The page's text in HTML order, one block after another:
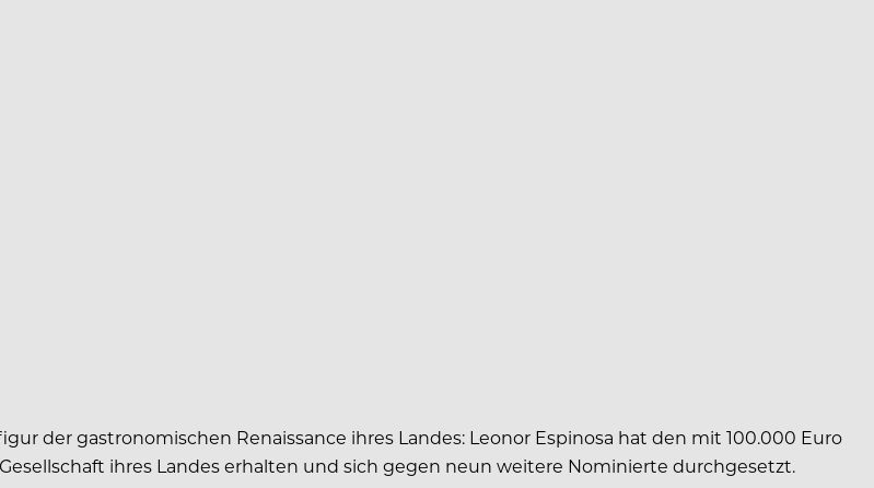
der gastronomischen Renaissance ihres Landes: Leonor Espinosa hat den mit 100.000 Euro
ihres Landes erhalten und sich gegen neun weitere Nominierte durchgesetzt.